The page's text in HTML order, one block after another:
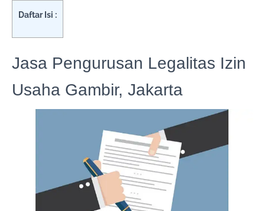
Daftar Isi :
Jasa Pengurusan Legalitas Izin
Usaha Gambir, Jakarta